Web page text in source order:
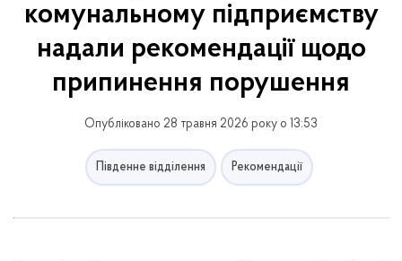
комунальному підприємству
надали рекомендації щодо
припинення порушення
Опубліковано 28 травня 2026 року о 13:53
Південне відділення Рекомендації